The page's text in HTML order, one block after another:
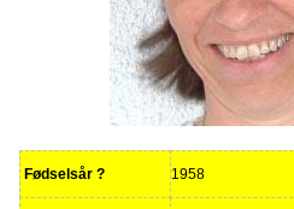
Fødselsår ? 1958